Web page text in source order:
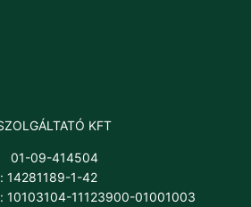
KFT
01-09-414504
14281189-1-42
10103104-11123900-01001003